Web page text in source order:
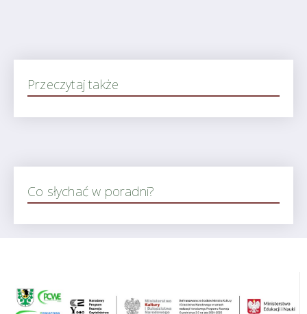
Przeczytaj także
Co słychać w poradni?